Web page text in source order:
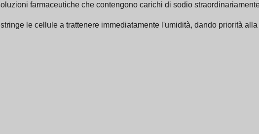
farmaceutiche che contengono carichi di sodio
le cellule a trattenere immediatamente l'umidità, dando priorità